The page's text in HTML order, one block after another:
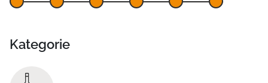
Kategorie